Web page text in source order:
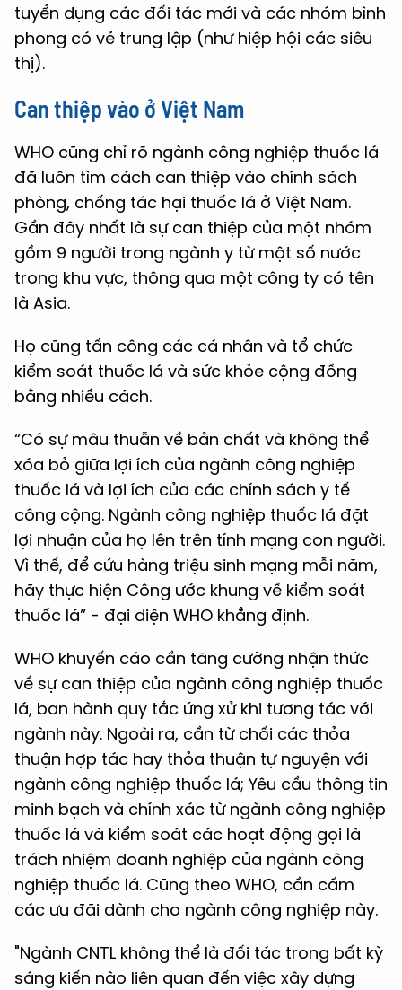
tuyển dụng các đối tác mới và các nhóm bình
phong có vẻ trung lập (như hiệp hội các siêu
thị).
Can thiệp vào ở Việt Nam
WHO cũng chỉ rõ ngành công nghiệp thuốc lá
đã luôn tìm cách can thiệp vào chính sách
phòng, chống tác hại thuốc lá ở Việt Nam.
Gần đây nhất là sự can thiệp của một nhóm
gồm 9 người trong ngành y từ một số nước
trong khu vực, thông qua một công ty có tên
là Asia.
Họ cũng tấn công các cá nhân và tổ chức
kiểm soát thuốc lá và sức khỏe cộng đồng
bằng nhiều cách.
“Có sự mâu thuẫn về bản chất và không thể
xóa bỏ giữa lợi ích của ngành công nghiệp
thuốc lá và lợi ích của các chính sách y tế
công cộng. Ngành công nghiệp thuốc lá đặt
lợi nhuận của họ lên trên tính mạng con người.
Vì thế, để cứu hàng triệu sinh mạng mỗi năm,
hãy thực hiện Công ước khung về kiểm soát
thuốc lá” - đại diện WHO khẳng định.
WHO khuyến cáo cần tăng cường nhận thức
về sự can thiệp của ngành công nghiệp thuốc
lá, ban hành quy tắc ứng xử khi tương tác với
ngành này. Ngoài ra, cần từ chối các thỏa
thuận hợp tác hay thỏa thuận tự nguyện với
ngành công nghiệp thuốc lá; Yêu cầu thông tin
minh bạch và chính xác từ ngành công nghiệp
thuốc lá và kiểm soát các hoạt động gọi là
trách nhiệm doanh nghiệp của ngành công
nghiệp thuốc lá. Cũng theo WHO, cần cấm
các ưu đãi dành cho ngành công nghiệp này.
"Ngành CNTL không thể là đối tác trong bất kỳ
sáng kiến nào liên quan đến việc xây dựng